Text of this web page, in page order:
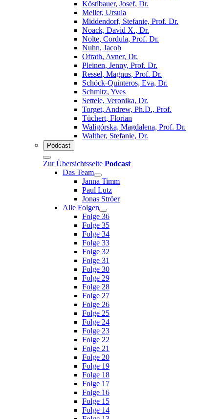
Köstlbauer, Josef, Dr.
Meller, Ursula
Middendorf, Stefanie, Prof. Dr.
Noack, David X., Dr.
Nolte, Cordula, Prof. Dr.
Nuhn, Jacob
Ofrath, Avner, Dr.
Pleinen, Jenny, Prof. Dr.
Ressel, Magnus, Prof. Dr.
Schöck-Quinteros, Eva, Dr.
Schmitz, Yves
Settele, Veronika, Dr.
Torget, Andrew, Ph.D., Prof.
Tüchert, Florian
Waligórska, Magdalena, Prof. Dr.
Walther, Stefanie, Dr.
Podcast
Zur Übersichtsseite Podcast
Das Team
Janna Timm
Paul Lutz
Jonas Ströer
Alle Folgen
Folge 36
Folge 35
Folge 34
Folge 33
Folge 32
Folge 31
Folge 30
Folge 29
Folge 28
Folge 27
Folge 26
Folge 25
Folge 24
Folge 23
Folge 22
Folge 21
Folge 20
Folge 19
Folge 18
Folge 17
Folge 16
Folge 15
Folge 14